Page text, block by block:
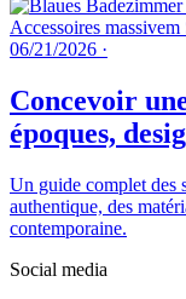
06/21/2026 ·
Concevoir
époques,
Un guide complet des
authentique, des
contemporaine.
Social media